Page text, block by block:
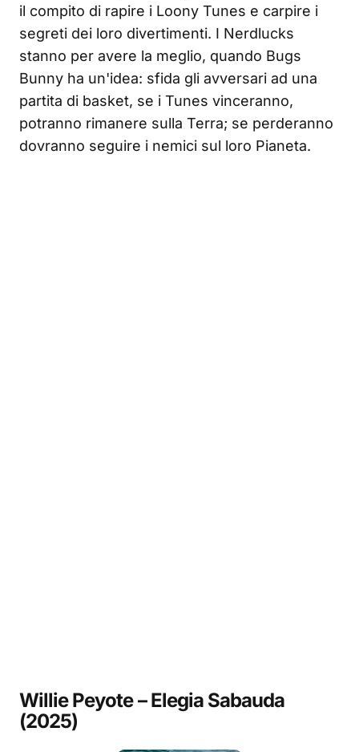
il compito di rapire i Loony Tunes e carpire i
segreti dei loro divertimenti. I Nerdlucks
stanno per avere la meglio, quando Bugs
Bunny ha un'idea: sfida gli avversari ad una
partita di basket, se i Tunes vinceranno,
potranno rimanere sulla Terra; se perderanno
dovranno seguire i nemici sul loro Pianeta.
Willie Peyote – Elegia Sabauda
(2025)